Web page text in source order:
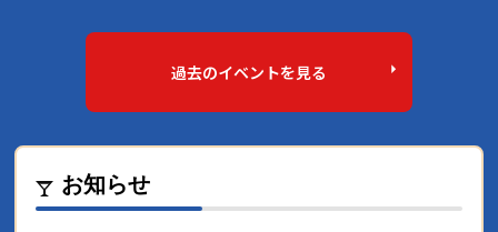
過去のイベントを見る
お知らせ